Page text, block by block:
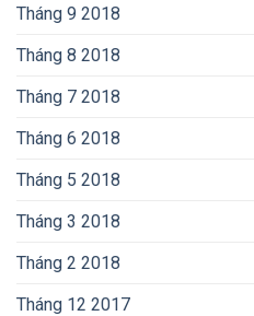
Tháng 9 2018
Tháng 8 2018
Tháng 7 2018
Tháng 6 2018
Tháng 5 2018
Tháng 3 2018
Tháng 2 2018
Tháng 12 2017